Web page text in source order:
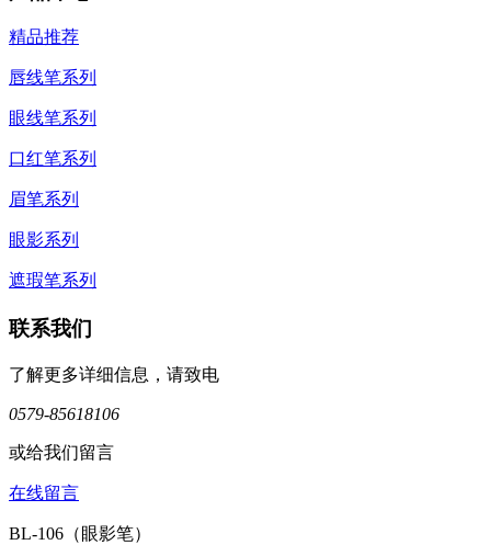
精品推荐
唇线笔系列
眼线笔系列
口红笔系列
眉笔系列
眼影系列
遮瑕笔系列
联系我们
了解更多详细信息，请致电
0579-85618106
或给我们留言
在线留言
BL-106（眼影笔）